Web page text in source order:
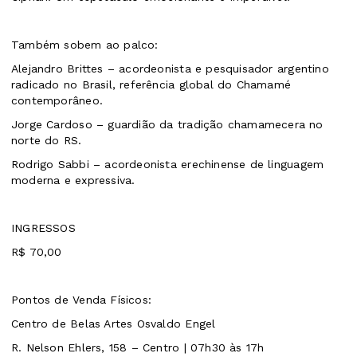
Também sobem ao palco:
Alejandro Brittes – acordeonista e pesquisador argentino
radicado no Brasil, referência global do Chamamé
contemporâneo.
Jorge Cardoso – guardião da tradição chamamecera no
norte do RS.
Rodrigo Sabbi – acordeonista erechinense de linguagem
moderna e expressiva.
INGRESSOS
R$ 70,00
Pontos de Venda Físicos:
Centro de Belas Artes Osvaldo Engel
R. Nelson Ehlers, 158 – Centro | 07h30 às 17h